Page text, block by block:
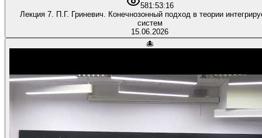
581:53:16
Лекция 7. П.Г. Гриневич. Конечнозонный подход в теории
систем
15.06.2026
🐙